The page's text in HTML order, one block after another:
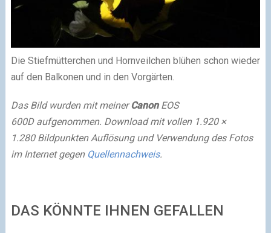
Die Stiefmütterchen und Hornveilchen blühen schon wieder
auf den Balkonen und in den Vorgärten.
Das Bild wurden mit meiner CanonEOS
600D aufgenommen. Download mit vollen 1.920 ×
1.280 Bildpunkten Auflösung und Verwendung des Fotos
im Internet gegen Quellennachweis.
DAS KÖNNTE IHNEN GEFALLEN